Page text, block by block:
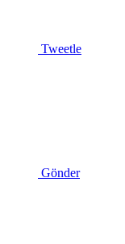
Tweetle
Gönder